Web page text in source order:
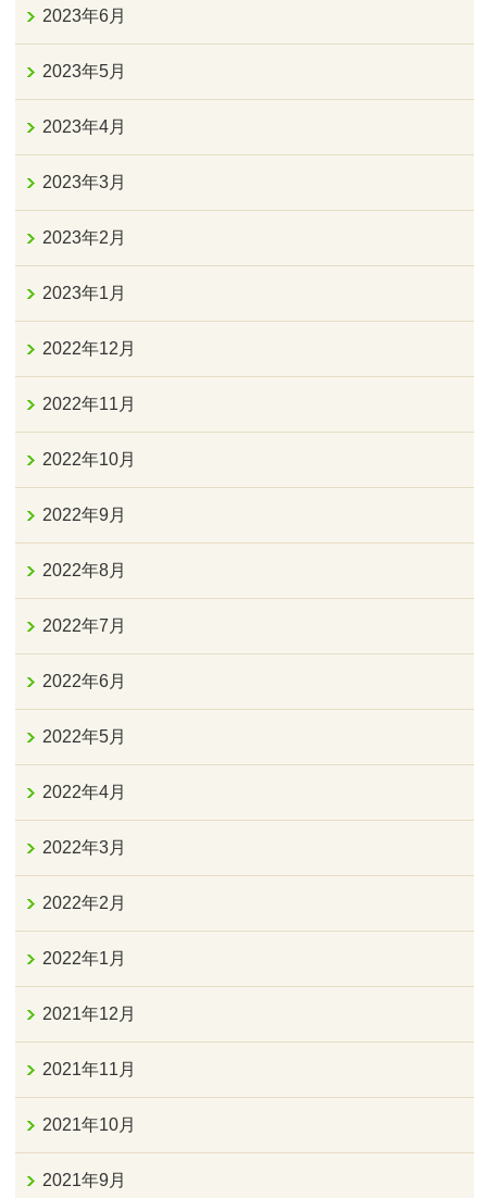
2023年6月
2023年5月
2023年4月
2023年3月
2023年2月
2023年1月
2022年12月
2022年11月
2022年10月
2022年9月
2022年8月
2022年7月
2022年6月
2022年5月
2022年4月
2022年3月
2022年2月
2022年1月
2021年12月
2021年11月
2021年10月
2021年9月